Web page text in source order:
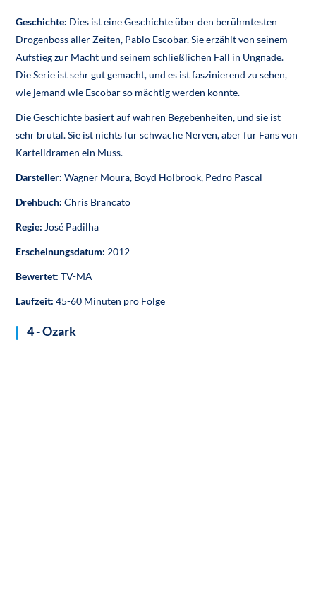
Geschichte: Dies ist eine Geschichte über den berühmtesten
Drogenboss aller Zeiten, Pablo Escobar. Sie erzählt von seinem
Aufstieg zur Macht und seinem schließlichen Fall in Ungnade.
Die Serie ist sehr gut gemacht, und es ist faszinierend zu sehen,
wie jemand wie Escobar so mächtig werden konnte.
Die Geschichte basiert auf wahren Begebenheiten, und sie ist
sehr brutal. Sie ist nichts für schwache Nerven, aber für Fans von
Kartelldramen ein Muss.
Darsteller:Wagner Moura, Boyd Holbrook, Pedro Pascal
Drehbuch:Chris Brancato
Regie: José Padilha
Erscheinungsdatum: 2012
Bewertet:TV-MA
Laufzeit: 45-60 Minuten pro Folge
4 - Ozark